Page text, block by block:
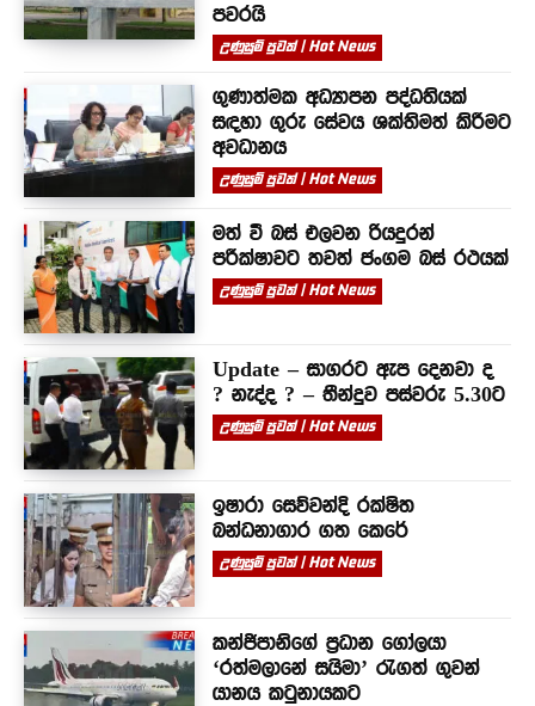
පවරයි
උණුසුම් පුවත් | Hot News
ගුණාත්මක අධ්‍යාපන පද්ධතියක්
සඳහා ගුරු සේවය ශක්තිමත් කිරීමට
අවධානය
උණුසුම් පුවත් | Hot News
මත් වී බස් එලවන රියදුරන්
පරීක්ෂාවට තවත් ජංගම බස් රථයක්
උණුසුම් පුවත් | Hot News
Update – සාගරට ඇප දෙනවා ද
? නැද්ද ? – තීන්දුව පස්වරු 5.30ට
උණුසුම් පුවත් | Hot News
ඉෂාරා සෙව්වන්දි රක්ෂිත
බන්ධනාගාර ගත කෙරේ
උණුසුම් පුවත් | Hot News
කන්ජිපානිගේ ප්‍රධාන ගෝලයා
‘රත්මලානේ සයිමා’ රැගත් ගුවන්
යානය කටුනායකට